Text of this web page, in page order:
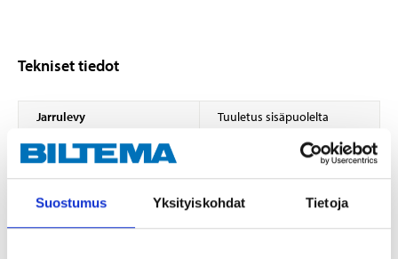
Suostumus Yksityiskohdat Tietoja
Tekniset tiedot
Jarrulevy
Tuuletus sisäpuolelta
Halkaisija
Paksuus
20 mm
Minimipaksuus
18,4 mm